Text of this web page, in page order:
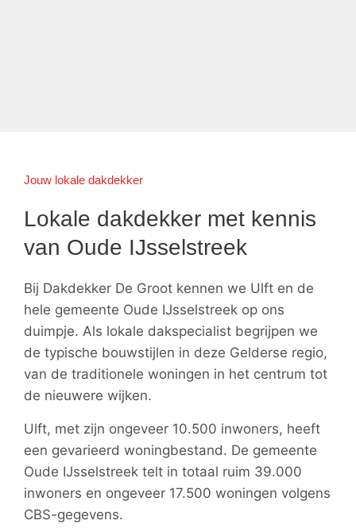
Jouw lokale dakdekker
Lokale dakdekker met kennis
van Oude IJsselstreek
Bij Dakdekker De Groot kennen we Ulft en de
hele gemeente Oude IJsselstreek op ons
duimpje. Als lokale dakspecialist begrijpen we
de typische bouwstijlen in deze Gelderse regio,
van de traditionele woningen in het centrum tot
de nieuwere wijken.
Ulft, met zijn ongeveer 10.500 inwoners, heeft
een gevarieerd woningbestand. De gemeente
Oude IJsselstreek telt in totaal ruim 39.000
inwoners en ongeveer 17.500 woningen volgens
CBS-gegevens.